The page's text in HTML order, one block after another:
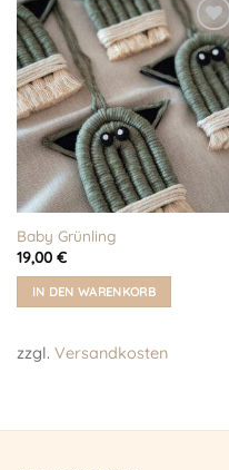
Auf meine
Wunschliste!
Baby Grünling
19,00 €
IN DEN WARENKORB
zzgl. Versandkosten